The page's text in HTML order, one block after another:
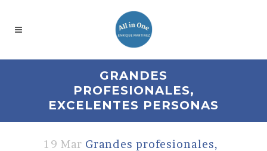
GRANDES
PROFESIONALES,
EXCELENTES PERSONAS
19 Mar Grandes profesionales,